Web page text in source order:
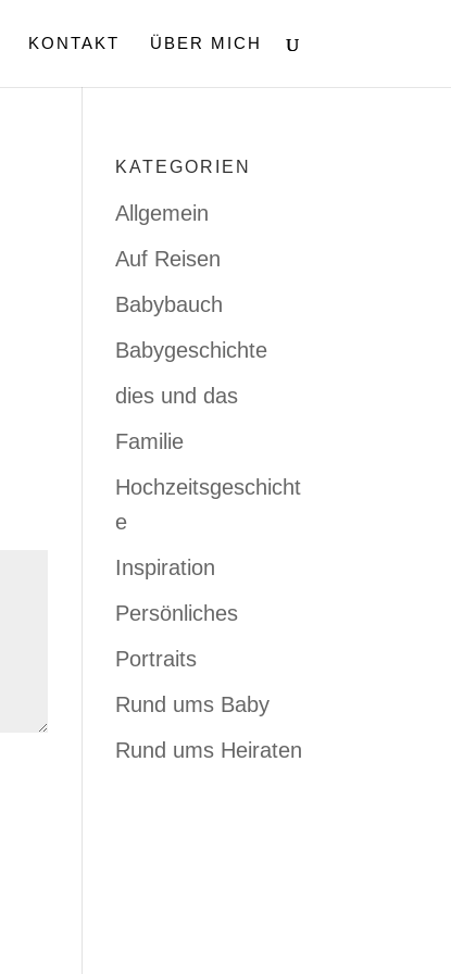
KONTAKT ÜBER MICH
KATEGORIEN
Allgemein
Auf Reisen
Babybauch
Babygeschichte
dies und das
Familie
Hochzeitsgeschicht
e
Inspiration
Persönliches
Portraits
Rund ums Baby
Rund ums Heiraten